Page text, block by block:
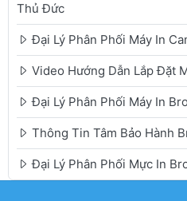
Thủ Đức
Đại Lý Phân Phối Máy In
Video Hướng Dẫn Lắp Đặt
Đại Lý Phân Phối Máy In
Thông Tin Tâm Bảo Hành
Đại Lý Phân Phối Mực In